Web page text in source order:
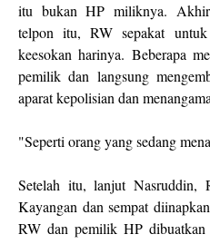
itu bukan HP miliknya.
telpon itu, RW sepakat
keesokan harinya. Beberapa
pemilik dan langsung
aparat kepolisian dan
"Seperti orang yang sedang
Setelah itu, lanjut Nasruddin,
Kayangan dan sempat
RW dan pemilik HP dibuatkan